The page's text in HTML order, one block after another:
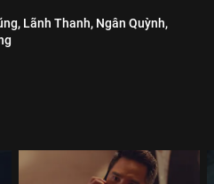
Lãnh Thanh, Ngân Quỳnh,